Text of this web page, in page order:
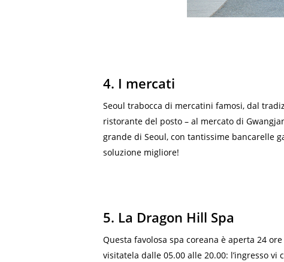
4. I mercati
Seoul trabocca di mercatini famosi, dal
ristorante del posto – al mercato di
grande di Seoul, con tantissime bancarelle
soluzione migliore!
5. La Dragon Hill Spa
Questa favolosa spa coreana è aperta 24
visitatela dalle 05.00 alle 20.00: l’ingresso vi